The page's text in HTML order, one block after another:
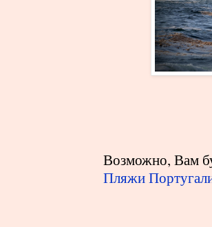
Возможно, Вам
Пляжи